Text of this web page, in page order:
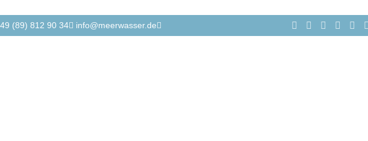
(89) 812 90 34 info@meerwasser.de